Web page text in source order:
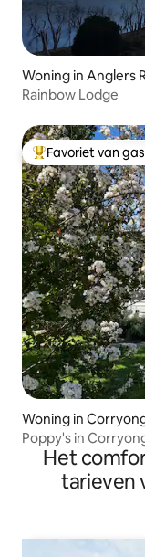
Woning in Anglers
Rainbow Lodge
Topfavoriet van
Favoriet van
Woning in
Poppy's in
Het
tarieven